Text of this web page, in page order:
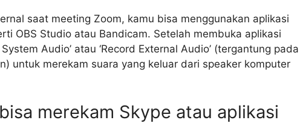
saat meeting Zoom, kamu bisa menggunakan aplikasi
OBS Studio atau Bandicam. Setelah membuka aplikasi
Audio’ atau ‘Record External Audio’ (tergantung pada
untuk merekam suara yang keluar dari speaker komputer
merekam Skype atau aplikasi